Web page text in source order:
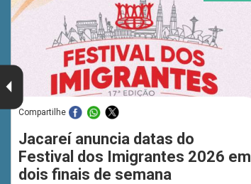
Compartilhe
Jacareí anuncia datas do
Festival dos Imigrantes 2026 em
dois finais de semana